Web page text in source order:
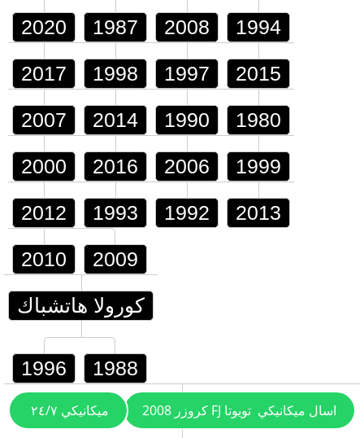
2020 1987 2008 1994
2017 1998 1997 2015
2007 2014 1990 1980
2000 2016 2006 1999
2012 1993 1992 2013
2010 2009
كورولا هاتشباك
1996 1988
4 رانر اسال ميكانيكي تويوتا FJ كروزر 2008 ميكانيكي ٢٤/٧